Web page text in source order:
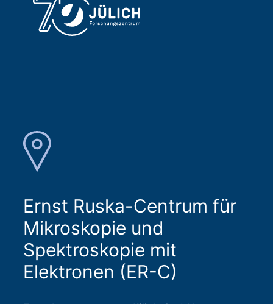
Ernst Ruska-Centrum für
Mikroskopie und
Spektroskopie mit
Elektronen (ER-C)